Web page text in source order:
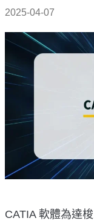
2025-04-07
CATIA 軟體為達